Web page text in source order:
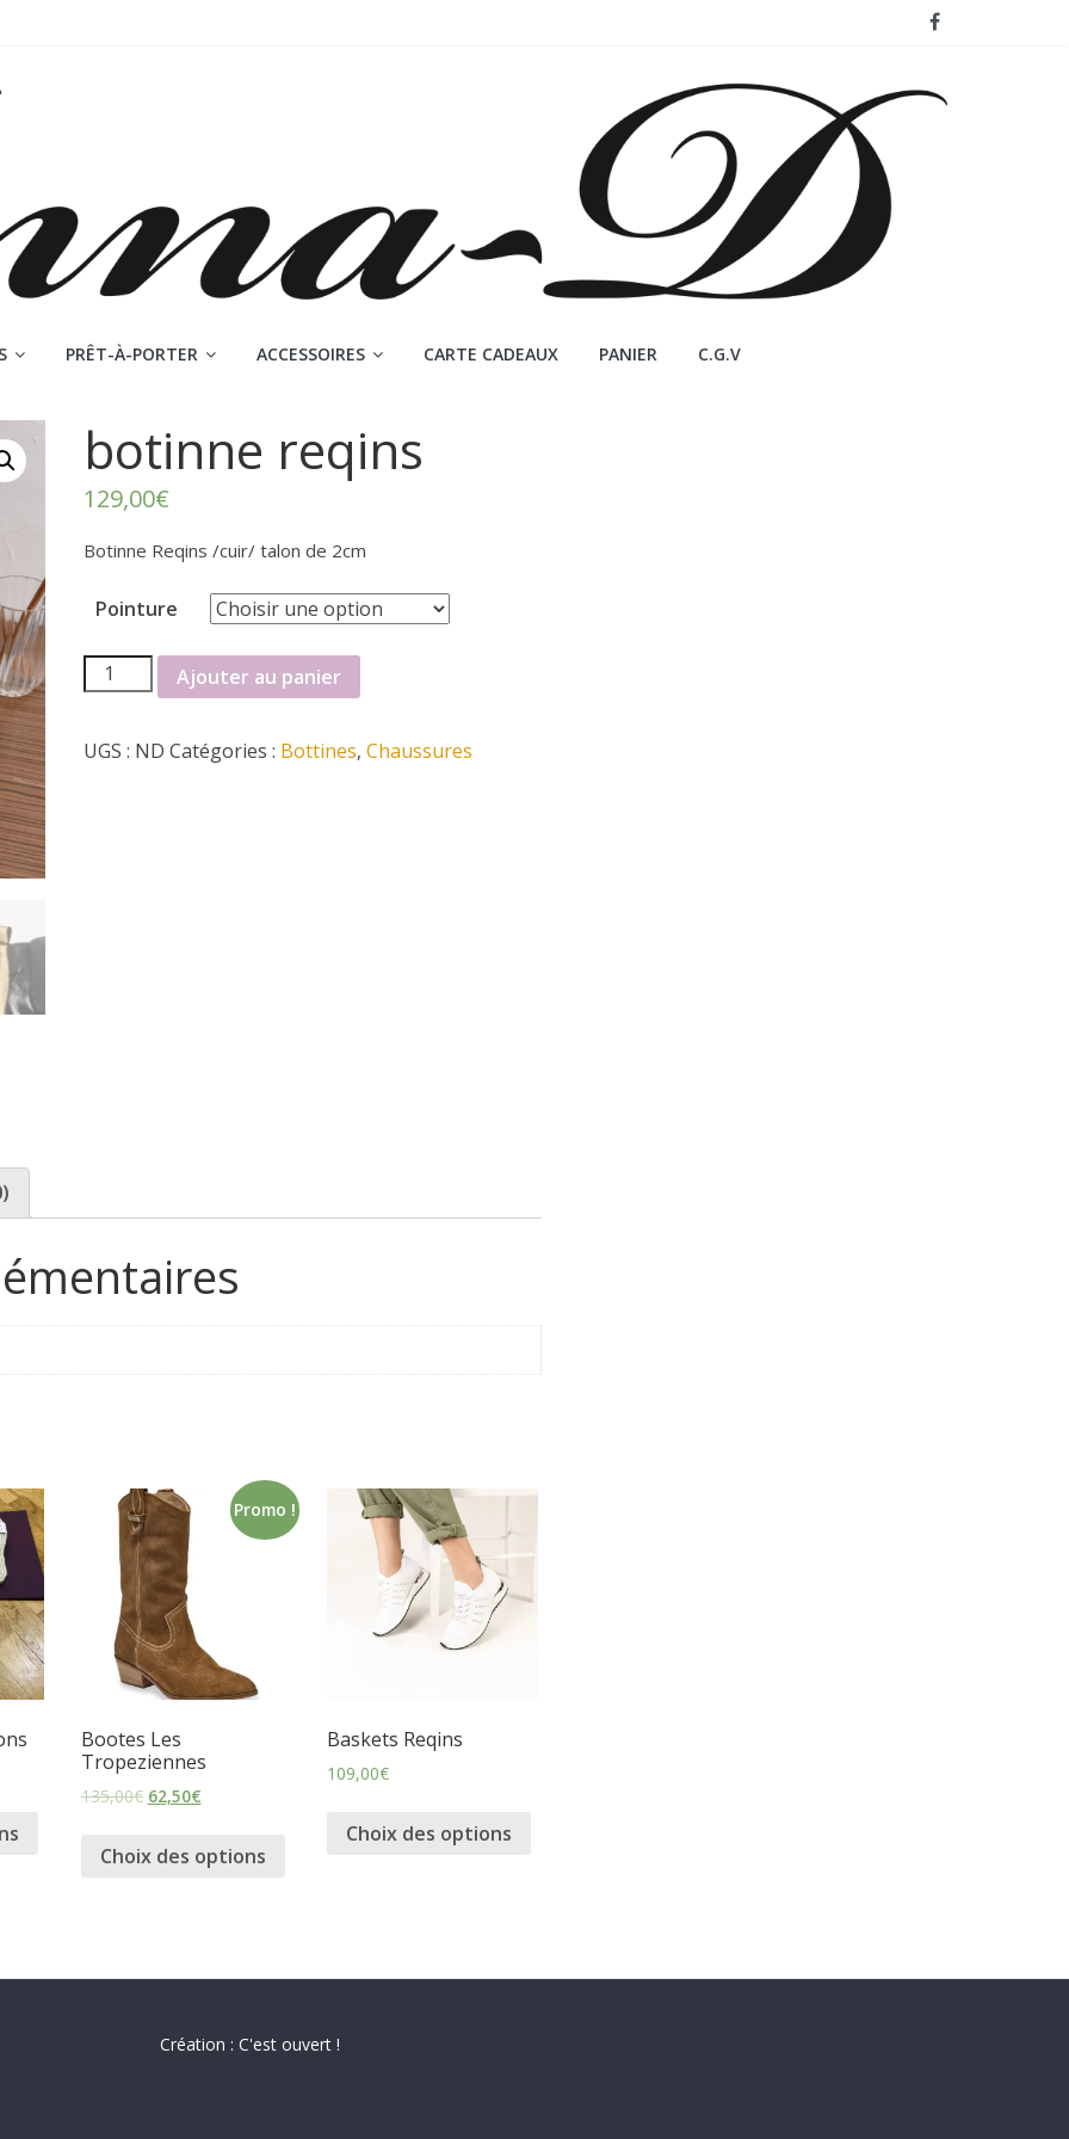
PRÊT-À-PORTER ACCESSOIRES CARTE CADEAUX PANIER C.G.V
botinne reqins
129,00€
Botinne Reqins /cuir/ talon de 2cm
Pointure
quantité
de
reqins
Ajouter au panier
UGS : ND Catégories : Bottines, Chaussures
Promo !
Bootes Les
Tropeziennes
135,00€ 62,50€
Choix des options
Baskets Reqins
109,00€
Choix des options
Création : C'est ouvert !